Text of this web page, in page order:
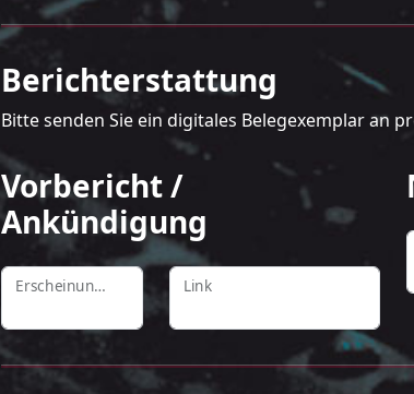
Berichterstattung
Bitte senden Sie ein digitales Belegexemplar an
Vorbericht /
Ankündigung
Erscheinungstermin Link